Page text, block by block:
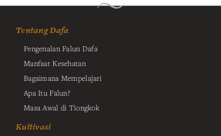
Tentang Dafa
Pengenalan Falun Dafa
Manfaat Kesehatan
Bagaimana Mempelajari
Apa Itu Falun?
Masa Awal di Tiongkok
Kultivasi